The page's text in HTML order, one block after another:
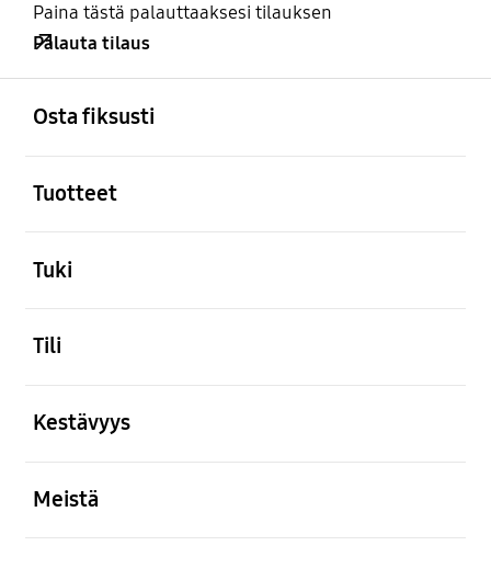
Paina tästä palauttaaksesi tilauksen
Palauta tilaus
Osta fiksusti
Tuotteet
Tuki
Tili
Kestävyys
Meistä